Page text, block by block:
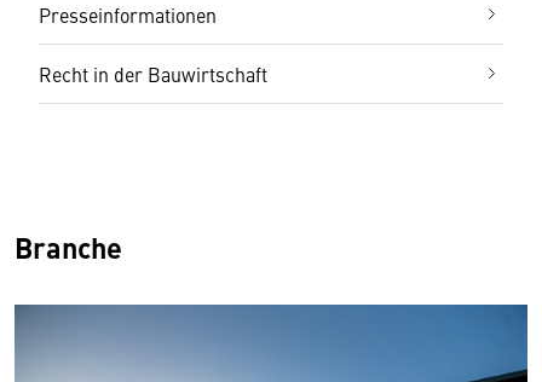
Presseinformationen
Recht in der Bauwirtschaft
Branche